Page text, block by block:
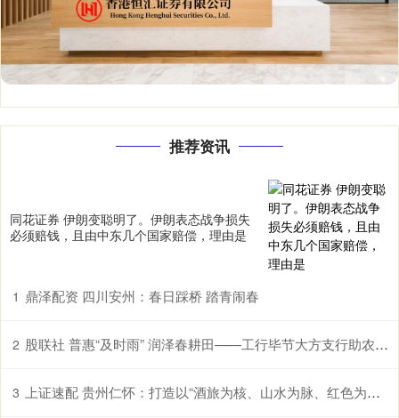
推荐资讯
同花证券 伊朗变聪明了。伊朗表态战争损失
必须赔钱，且由中东几个国家赔偿，理由是
1 鼎泽配资 四川安州：春日踩桥 踏青闹春
2 股联社 普惠“及时雨” 润泽春耕田——工行毕节大方支行助农企解困获赠锦旗
3 上证速配 贵州仁怀：打造以“酒旅为核、山水为脉、红色为魂”的国际山地度假目的地